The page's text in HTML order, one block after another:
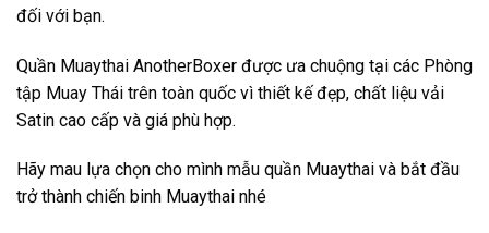
đối với bạn.
Quần Muaythai AnotherBoxer được ưa chuộng tại các Phòng
tập Muay Thái trên toàn quốc vì thiết kế đẹp, chất liệu vải
Satin cao cấp và giá phù hợp.
Hãy mau lựa chọn cho mình mẫu quần Muaythai và bắt đầu
trở thành chiến binh Muaythai nhé